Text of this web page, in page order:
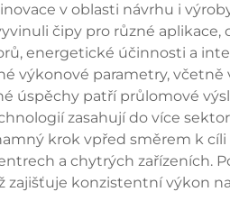
v oblasti návrhu i
čipy pro různé
energetické účinnosti a
výkonové parametry, včetně
úspěchy patří průlomové
zasahují do více
krok vpřed směrem k
a chytrých zařízeních.
zajišťuje konzistentní výkon